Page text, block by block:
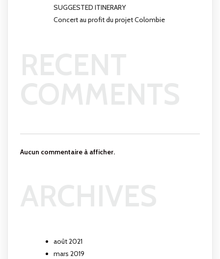
SUGGESTED ITINERARY
Concert au profit du projet Colombie
Aucun commentaire à afficher.
août 2021
mars 2019